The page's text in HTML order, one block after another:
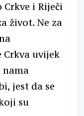
Crkve i Riječi
život. Ne za
uvijek
nama
jest da se
su